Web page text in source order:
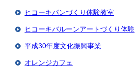
ヒコーキパンづくり体験教室
ヒコーキバルーンアートづくり体験
平成30年度文化振興事業
オレンジカフェ